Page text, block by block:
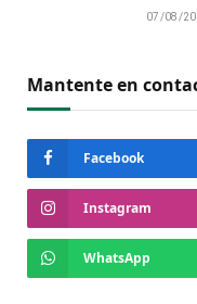
07/08/
Mantente en
Facebook
Instagram
WhatsApp